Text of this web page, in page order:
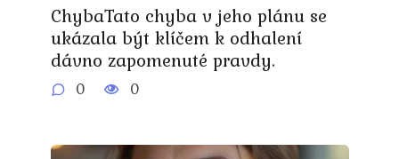
ChybaTato chyba v jeho plánu se
ukázala být klíčem k odhalení
dávno zapomenuté pravdy.
0 0